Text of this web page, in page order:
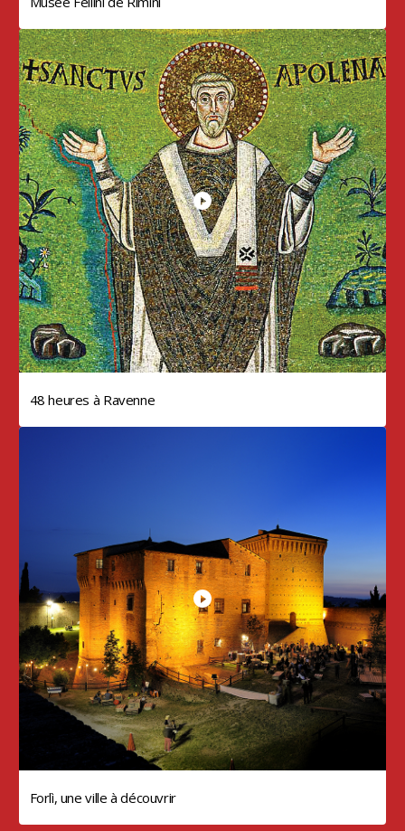
48 heures à Ravenne
Forlì, une ville à découvrir